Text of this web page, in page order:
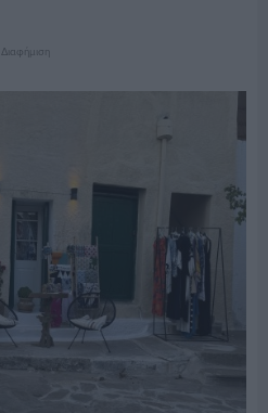
Διαφήμιση